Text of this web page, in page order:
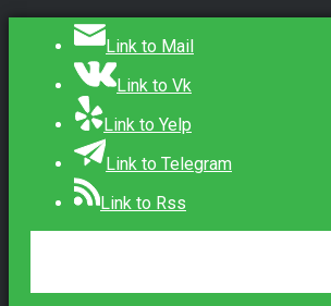
Link to Mail
Link to Vk
Link to Yelp
Link to Telegram
Link to Rss